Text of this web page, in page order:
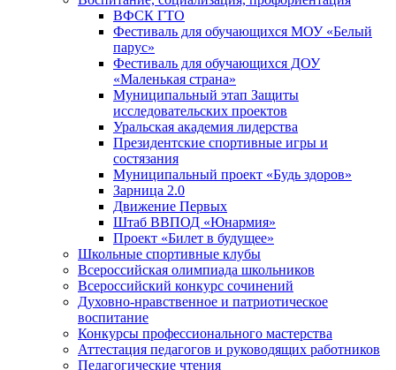
ВФСК ГТО
Фестиваль для обучающихся МОУ «Белый
парус»
Фестиваль для обучающихся ДОУ
«Маленькая страна»
Муниципальный этап Защиты
исследовательских проектов
Уральская академия лидерства
Президентские спортивные игры и
состязания
Муниципальный проект «Будь здоров»
Зарница 2.0
Движение Первых
Штаб ВВПОД «Юнармия»
Проект «Билет в будущее»
Школьные спортивные клубы
Всероссийская олимпиада школьников
Всероссийский конкурс сочинений
Духовно-нравственное и патриотическое
воспитание
Конкурсы профессионального мастерства
Аттестация педагогов и руководящих работников
Педагогические чтения